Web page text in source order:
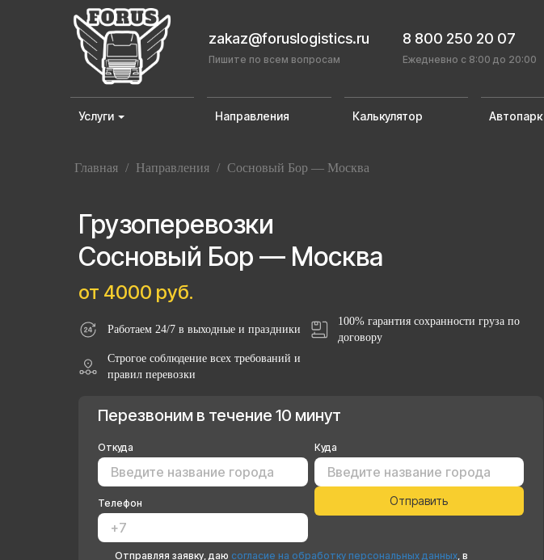
zakaz@foruslogistics.ru
Пишите по всем вопросам
8 800 250 20 07
Ежедневно с 8:00 до 20:00
Услуги Направления Калькулятор Автопарк
Главная / Направления / Сосновый Бор — Москва
Грузоперевозки
Сосновый Бор — Москва
от 4000 руб.
Работаем 24/7 в выходные и праздники
100% гарантия сохранности груза по
договору
Строгое соблюдение всех требований и
правил перевозки
Перезвоним в течение 10 минут
Откуда Куда
Телефон
Отправляя заявку, даю согласие на обработку персональных данных, в